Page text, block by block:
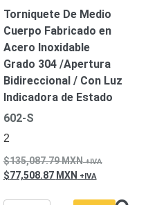
Torniquete De Medio
Cuerpo Fabricado en
Acero Inoxidable
Grado 304 /Apertura
Bidireccional / Con Luz
Indicadora de Estado
602-S
2
135,087.79MXN
77,508.87 MXN